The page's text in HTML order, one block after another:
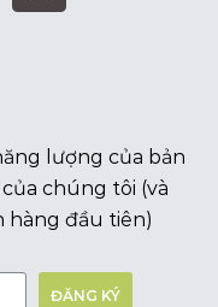
lượng của bản
chúng tôi (và
hàng đầu tiên)
ĐĂNG KÝ